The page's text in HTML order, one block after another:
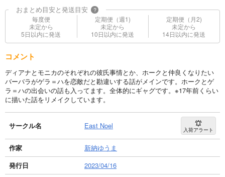
おまとめ目安と発送目安 ?
毎度便
未定から
5日以内に発送
定期便（週1)
未定から
10日以内に発送
定期便（月2)
未定から
14日以内に発送
コメント
ディアナとモニカのそれぞれの彼氏事情とか、ホークと仲良くなりたい
バーバラがゲラ＝ハを恋敵だと勘違いする話がメインです。ホークとゲ
ラ＝ハの出会いの話も入ってます。全体的にギャグです。※17年前くらい
に描いた話をリメイクしています。
サークル名 East Noel 入荷アラート
作家
新納ゆうま
発行日
2023/04/16